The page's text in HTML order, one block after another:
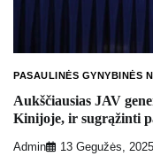
PASAULINĖS GYNYBINĖS
Aukščiausias JAV
Kinijoje, ir sugrąžinti
Admin 13 Gegužės, 2025